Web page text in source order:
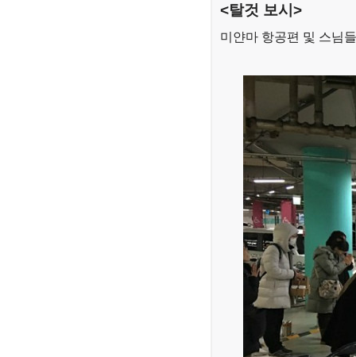
<탈것 보시>
미얀마 항공편 및 스님